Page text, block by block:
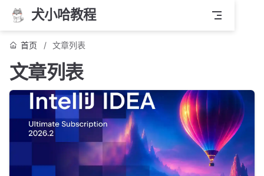
犬小哈教程
首页 文章列表
文章列表